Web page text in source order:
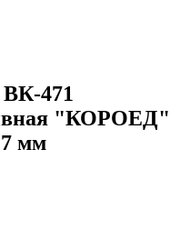
471
"КОРОЕД"
мм